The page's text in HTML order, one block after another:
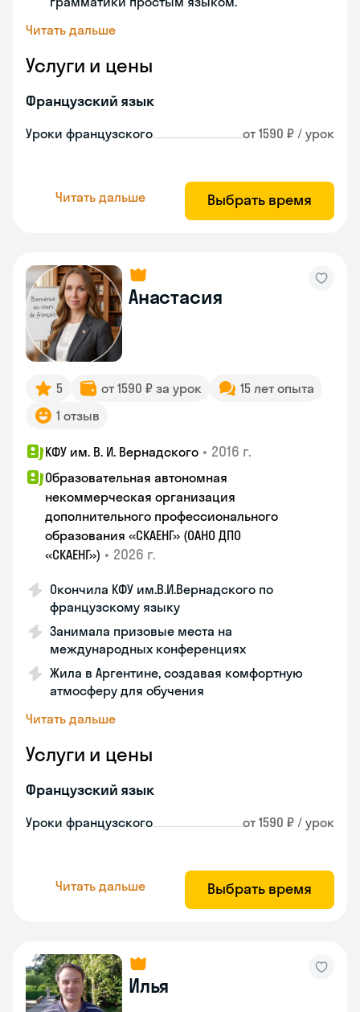
Читать дальше
Услуги и цены
Французский язык
Уроки французского от 1590 ₽ / урок
Читать дальше Выбрать время
Анастасия
5 от 1590 ₽ за урок
15 лет опыта
1 отзыв
КФУ им. В. И. Вернадского • 2016 г.
Образовательная автономная
некоммерческая организация
дополнительного профессионального
образования «СКАЕНГ» (ОАНО ДПО
«СКАЕНГ») • 2026 г.
Окончила КФУ им.В.И.Вернадского по
французскому языку
Занимала призовые места на
международных конференциях
Жила в Аргентине, создавая комфортную
атмосферу для обучения
Читать дальше
Услуги и цены
Французский язык
Уроки французского от 1590 ₽ / урок
Читать дальше Выбрать время
Илья